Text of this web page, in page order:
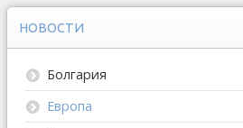
НОВОСТИ
Болгария
Европа